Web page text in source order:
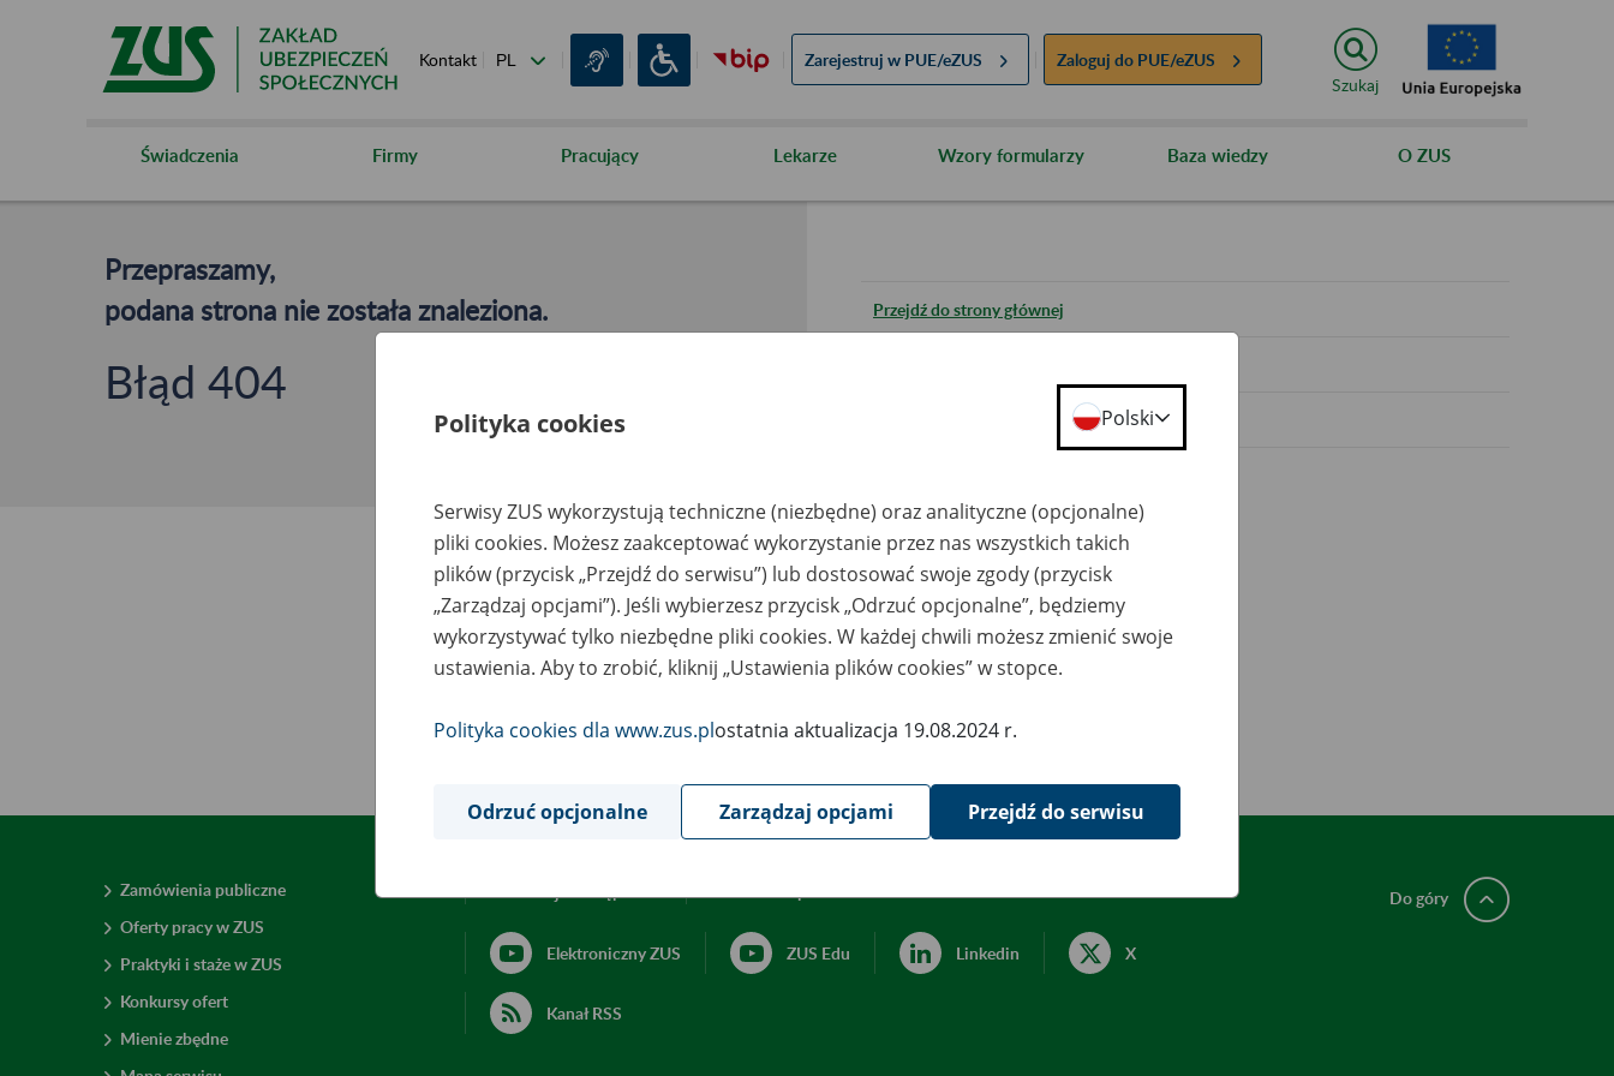
Kontakt Zarejestruj w PUE/eZUS Zaloguj do PUE/eZUS
Szukaj
Świadczenia Firmy Pracujący Lekarze Wzory formularzy Baza wiedzy O ZUS
Przepraszamy,
podana strona nie została znaleziona.
Błąd 404
Przejdź do strony głównej
Zamówienia publiczne
Oferty pracy w ZUS
Praktyki i staże w ZUS
Konkursy ofert
Mienie zbędne
Elektroniczny ZUS ZUS Edu Linkedin X
Kanał RSS
Do góry
Polityka cookies Polski
Serwisy ZUS wykorzystują techniczne (niezbędne) oraz analityczne (opcjonalne)
pliki cookies. Możesz zaakceptować wykorzystanie przez nas wszystkich takich
plików (przycisk „Przejdź do serwisu”) lub dostosować swoje zgody (przycisk
„Zarządzaj opcjami”). Jeśli wybierzesz przycisk „Odrzuć opcjonalne”, będziemy
wykorzystywać tylko niezbędne pliki cookies. W każdej chwili możesz zmienić swoje
ustawienia. Aby to zrobić, kliknij „Ustawienia plików cookies” w stopce.
Polityka cookies dla www.zus.plostatnia aktualizacja 19.08.2024 r.
Odrzuć opcjonalne Zarządzaj opcjami Przejdź do serwisu